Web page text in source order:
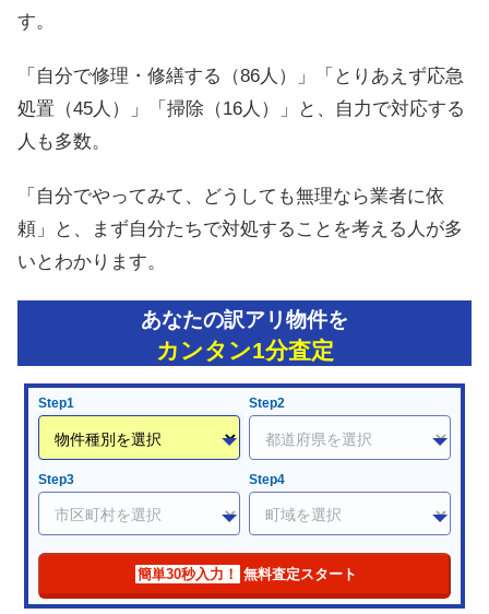
す。
「自分で修理・修繕する（86人）」「とりあえず応急
処置（45人）」「掃除（16人）」と、自力で対応する
人も多数。
「自分でやってみて、どうしても無理なら業者に依
頼」と、まず自分たちで対処することを考える人が多
いとわかります。
あなたの訳アリ物件を
カンタン1分査定
Step1 Step2
Step3 Step4
簡単30秒入力！ 無料査定スタート